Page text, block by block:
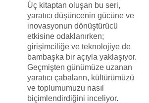
Üç kitaptan oluşan bu seri,
yaratıcı düşüncenin gücüne ve
inovasyonun dönüştürücü
etkisine odaklanırken;
girişimciliğe ve teknolojiye de
bambaşka bir açıyla yaklaşıyor.
Geçmişten günümüze uzanan
yaratıcı çabaların, kültürümüzü
ve toplumumuzu nasıl
biçimlendirdiğini inceliyor.